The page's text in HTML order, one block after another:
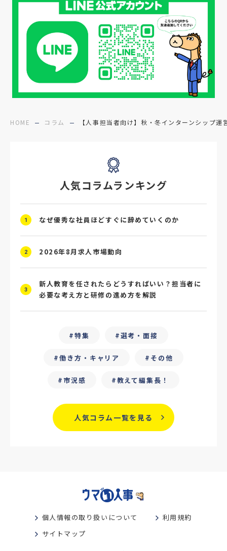
HOME コラム 【人事担当者向け】秋・冬インターンシップ
#年間採用 #応募数の増やし方 #26卒
#27採用プレ #高校生採用
#面接フィードバック #不法就労
#障害者雇用 #メリット #ベネフィット
#医療福祉介護 #業界動向 #採用力
#求人広告
#スクラム採用 #転職イベント #転職フェア
#賃上げ #人事数珠繋ぎ
#4P分析 #競合他社
#ChatGPT #タイパ #就活動向
#フリーランス保護新法 #デイワーク
#雇用型ギグワーク #面接
#人材の見極め方 #面接評価シート
#戦略人事 #業界別
#働き方改革 #労務 #リーダーシップ
#GPA #学歴フィルター
#離職防止策 #新人教育 #性格別
人気コラムランキング
1 なぜ優秀な社員ほどすぐに辞めていくのか
2 2026年8月求人市場動向
3
新人教育を任されたらどうすればいい？担当者に
必要な考え方と研修の進め方を解説
特集 選考・面接
働き方・キャリア その他
市況感 教えて編集長！
人気コラム一覧を見る
個人情報の取り扱いについて
利用規約
サイトマップ